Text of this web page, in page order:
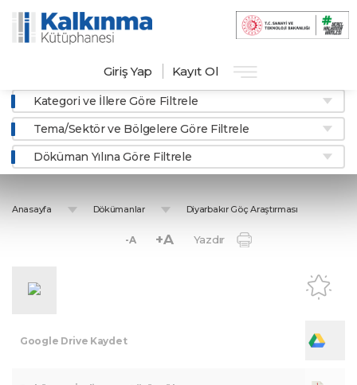
Giriş Yap Kayıt Ol
Kategori ve İllere Göre Filtrele
Tema/Sektör ve Bölgelere Göre Filtrele
Döküman Yılına Göre Filtrele
Anasayfa Dökümanlar Diyarbakır Göç Araştırması
-A +A Yazdır
Google Drive Kaydet